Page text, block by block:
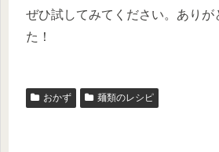
ぜひ試してみてください。ありが
た！
おかず 麺類のレシピ